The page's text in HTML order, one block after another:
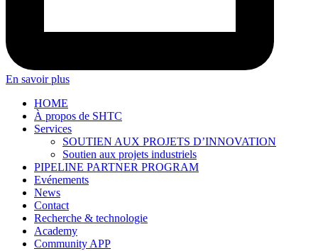
En savoir plus
HOME
À propos de SHTC
Services
SOUTIEN AUX PROJETS D’INNOVATION
Soutien aux projets industriels
PIPELINE PARTNER PROGRAM
Evénements
News
Contact
Recherche & technologie
Academy
Community APP